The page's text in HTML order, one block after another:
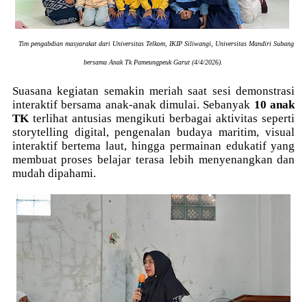
Tim pengabdian masyarakat dari Universitas Telkom, IKIP Siliwangi, Universitas Mandiri Subang
bersama Anak Tk Pameungpeuk Garut (4/4/2026).
Suasana kegiatan semakin meriah saat sesi demonstrasi
interaktif bersama anak-anak dimulai. Sebanyak 10 anak
TKterlihat antusias mengikuti berbagai aktivitas seperti
storytelling digital, pengenalan budaya maritim, visual
interaktif bertema laut, hingga permainan edukatif yang
membuat proses belajar terasa lebih menyenangkan dan
mudah dipahami.